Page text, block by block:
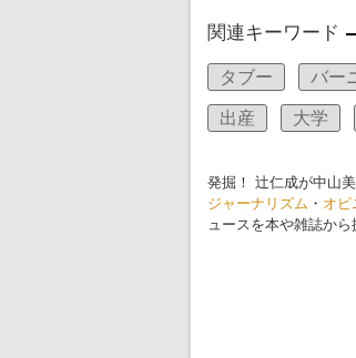
関連キーワード
タブー バー
出産 大学
発掘！ 辻仁成が中山
ジャーナリズム ・ オピ
ュースを本や雑誌から